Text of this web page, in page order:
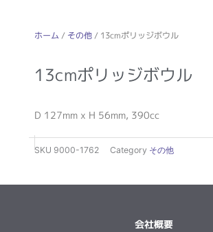
ホーム / その他/ 13cmポリッジボウル
13cmポリッジボウル
D 127mm x H 56mm, 390cc
SKU 9000-1762 Category その他
会社概要